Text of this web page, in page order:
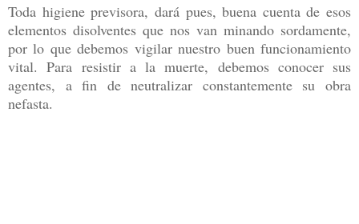
Toda higiene previsora, dará pues, buena cuenta de esos
elementos disolventes que nos van minando sordamente,
por lo que debemos vigilar nuestro buen funcionamiento
vital. Para resistir a la muerte, debemos conocer sus
agentes, a fin de neutralizar constantemente su obra
nefasta.